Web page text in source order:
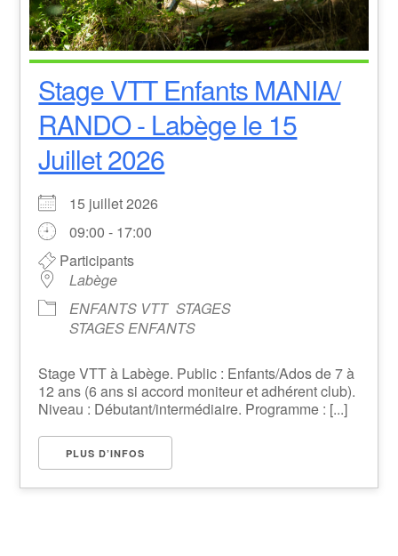
Stage VTT Enfants MANIA/
RANDO - Labège le 15
Juillet 2026
15 juillet 2026
09:00 - 17:00
Participants
Labège
ENFANTS VTT STAGES
STAGES ENFANTS
Stage VTT à Labège. Public : Enfants/Ados de 7 à
12 ans (6 ans si accord moniteur et adhérent club).
Niveau : Débutant/intermédiaire. Programme : [...]
PLUS D’INFOS